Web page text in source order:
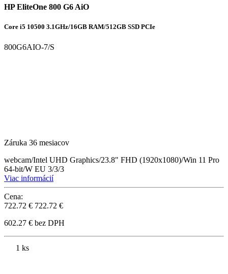
HP EliteOne 800 G6 AiO
Core i5 10500 3.1GHz/16GB RAM/512GB SSD PCIe
800G6AIO-7/S
Záruka 36 mesiacov
webcam/Intel UHD Graphics/23.8" FHD (1920x1080)/Win 11 Pro
64-bit/W EU 3/3/3
Viac informácií
Cena:
722.72 € 722.72 €
602.27 € bez DPH
1 ks